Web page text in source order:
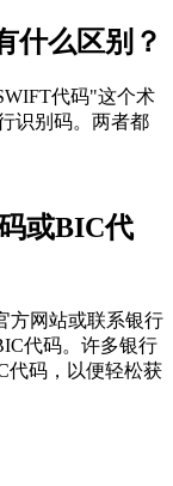
什么区别？
代码"这个术
识别码。两者都
或BIC代
方网站或联系银行
代码。许多银行
代码，以便轻松获